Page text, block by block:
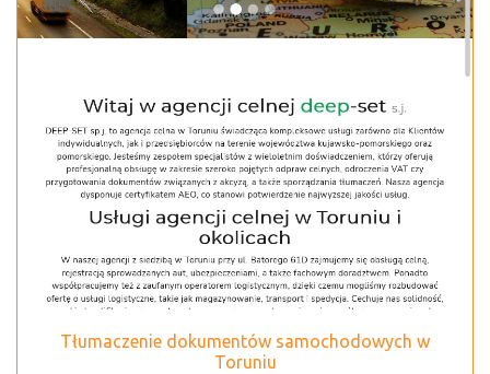
Tłumaczenie dokumentów samochodowych w
Toruniu